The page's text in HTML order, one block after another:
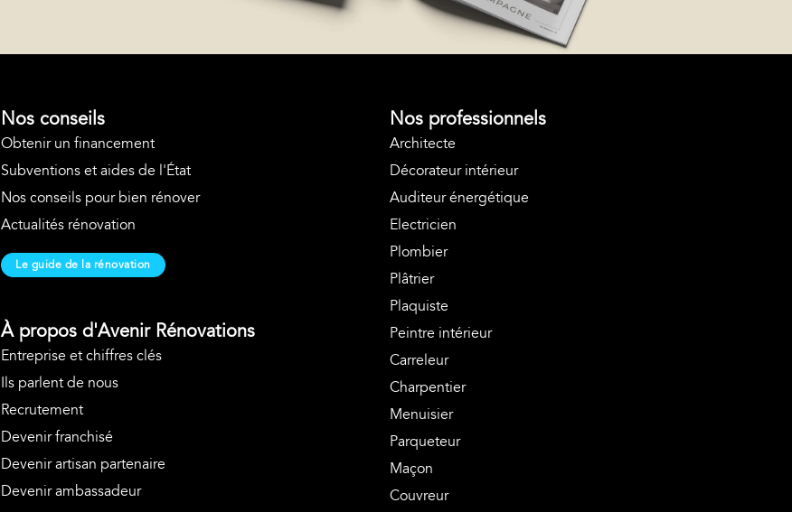
Nos conseils
Obtenir un financement
Subventions et aides de l'État
Nos conseils pour bien rénover
Actualités rénovation
Le guide de la rénovation
À propos d'Avenir Rénovations
Entreprise et chiffres clés
Ils parlent de nous
Recrutement
Devenir franchisé
Devenir artisan partenaire
Devenir ambassadeur
Nos professionnels
Architecte
Décorateur intérieur
Auditeur énergétique
Electricien
Plombier
Plâtrier
Plaquiste
Peintre intérieur
Carreleur
Charpentier
Menuisier
Parqueteur
Maçon
Couvreur